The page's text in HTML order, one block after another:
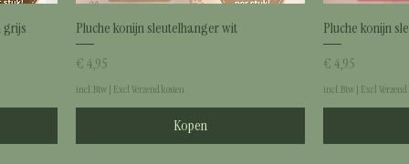
grijs
Pluche konijn sleutelhanger wit
Prijs
€ 4,95
incl.Btw| Excl Verzendkosten
Kopen
Pluche konijn
Prijs
€ 4,95
incl.Btw| Excl